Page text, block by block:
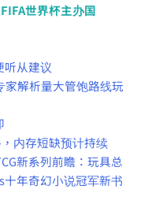
世界杯主办国
听从建议
解析量大管饱路线玩
内存短缺预计持续
新系列前瞻：玩具总
年奇幻小说冠军新书